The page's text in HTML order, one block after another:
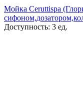
Мойка Ceruttispa
Доступность: 3 ед.